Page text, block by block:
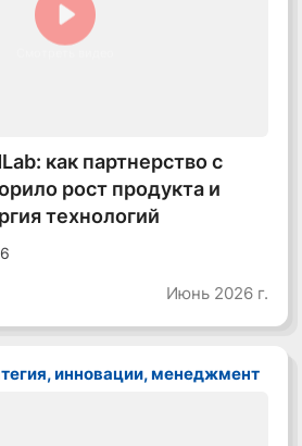
как партнерство с
рост продукта и
технологий
Июнь 2026 г.
инновации, менеджмент